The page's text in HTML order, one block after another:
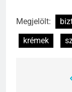
Megjelölt:
krémek